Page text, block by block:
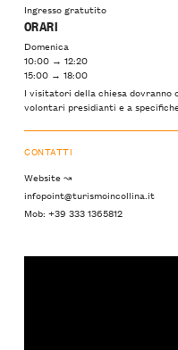
Ingresso gratutito
ORARI
Domenica
10:00 → 12:20
15:00 → 18:00
I visitatori della chiesa
volontari presidianti e a
CONTATTI
Website ↝
infopoint@turismoincollina.it
Mob: +39 333 1365812